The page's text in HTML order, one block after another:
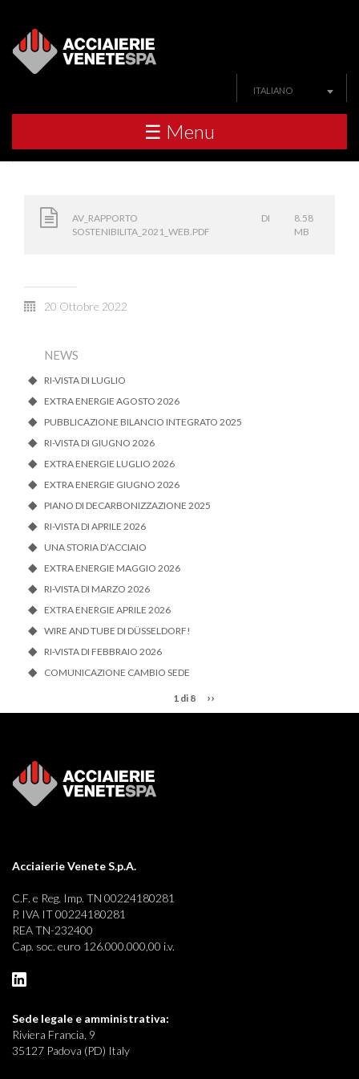
ITALIANO
☰ Menu
AV_RAPPORTO DI
SOSTENIBILITA_2021_WEB.PDF
8.58
MB
20 Ottobre 2022
NEWS
RI-VISTA DI LUGLIO
EXTRA ENERGIE AGOSTO 2026
PUBBLICAZIONE BILANCIO INTEGRATO 2025
RI-VISTA DI GIUGNO 2026
EXTRA ENERGIE LUGLIO 2026
EXTRA ENERGIE GIUGNO 2026
PIANO DI DECARBONIZZAZIONE 2025
RI-VISTA DI APRILE 2026
UNA STORIA D’ACCIAIO
EXTRA ENERGIE MAGGIO 2026
RI-VISTA DI MARZO 2026
EXTRA ENERGIE APRILE 2026
WIRE AND TUBE DI DÜSSELDORF!
RI-VISTA DI FEBBRAIO 2026
COMUNICAZIONE CAMBIO SEDE
1 di 8 ››
Acciaierie Venete S.p.A.
C.F. e Reg. Imp. TN 00224180281
P. IVA IT 00224180281
REA TN-232400
Cap. soc. euro 126.000.000,00 i.v.
Sede legale e amministrativa:
Riviera Francia, 9
35127 Padova (PD) Italy